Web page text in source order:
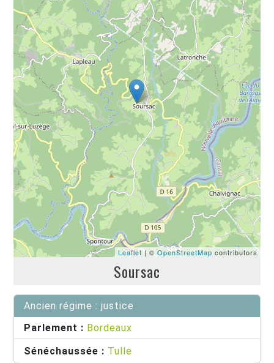
Leaflet| © OpenStreetMap contributors
Soursac
Ancien régime : justice
Parlement : Bordeaux
Sénéchaussée : Tulle